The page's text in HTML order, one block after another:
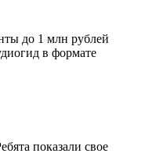
до 1 млн рублей
в формате
показали свое